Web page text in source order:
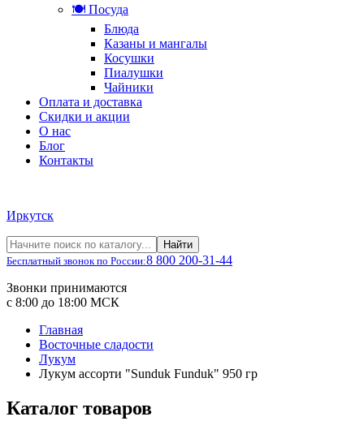
🍽️ Посуда
Блюда
Казаны и мангалы
Косушки
Пиалушки
Чайники
Оплата и доставка
Скидки и акции
О нас
Блог
Контакты
Иркутск
Найти
Бесплатный звонок по России:8 800 200-31-44
Звонки принимаются
с 8:00 до 18:00 МСК
Главная
Восточные сладости
Лукум
Лукум ассорти "Sunduk Funduk" 950 гр
Каталог товаров